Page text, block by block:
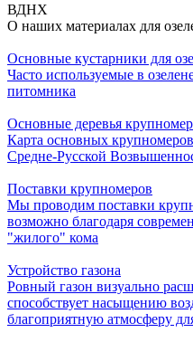
ВДНХ
О наших материалах для
Основные кустарники для
Часто используемые в
питомника
Основные деревья
Карта основных
Средне-Русской
Поставки крупномеров
Мы проводим поставки
возможно благодаря
"жилого" кома
Устройство газона
Ровный газон визуально
способствует насыщению
благоприятную атмосферу